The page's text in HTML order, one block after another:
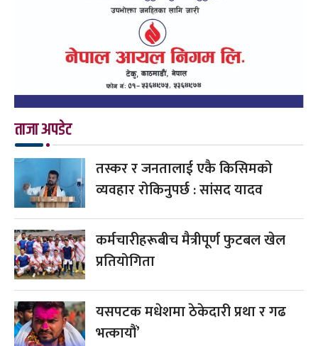
ताजा अपडेट
तस्कर र जनतालाई एकै किसिमको
व्यवहार रोकिनुपर्छ : सांसद यादव
कर्मचारीहरूबीच मैत्रीपूर्ण फुटबल खेल
प्रतियोगिता
यसपटक मधेशमा ठेकेदारी प्रथा र गढ
भत्कायौं’